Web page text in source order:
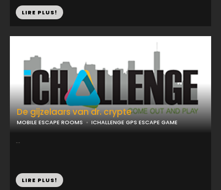
De gijzelaars van dr. crypte
MOBILE ESCAPE ROOMS ICHALLENGE GPS ESCAPE GAME
...
LIRE PLUS!
LIRE PLUS!